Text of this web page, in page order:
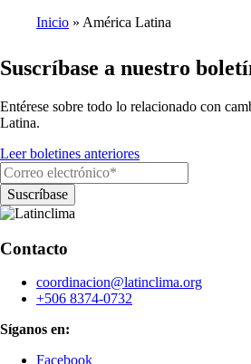
de
Inicio América Latina
Suscríbase a nuestro
Entérese sobre todo lo relacionado con
Latina.
Leer boletines anteriores
Contacto
coordinacion@latinclima.org
+506 8374-0732
Síganos en:
Facebook